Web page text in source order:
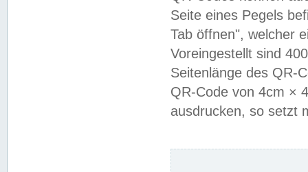
Seite eines Pegels
Tab öffnen", welcher
Voreingestellt sind
Seitenlänge des QR-
QR-Code von 4cm ×
ausdrucken, so setzt